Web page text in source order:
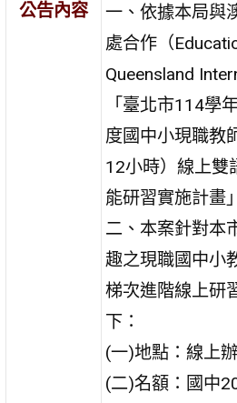
公告內容
一、依據本局與
處合作（
Queensland
「臺北市114學
度國中小現職教
12小時）線上雙
能研習實施計畫
二、本案針對本
趣之現職國中小
梯次進階線上研
下：
(一)地點：線上
(二)名額：國中